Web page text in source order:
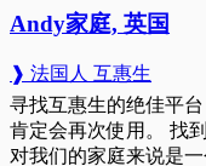
Andy家庭, 英国
❱ 法国人 互惠生
寻找互惠生的绝佳平
肯定会再次使用。 找
对我们的家庭来说是